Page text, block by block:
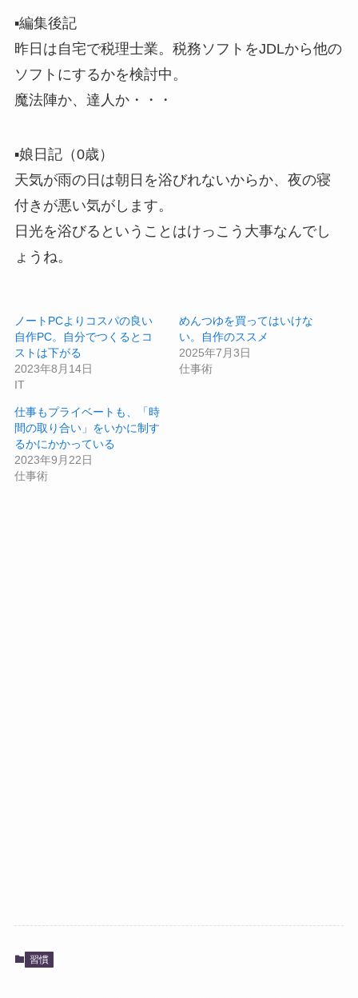
▪️編集後記
昨日は自宅で税理士業。税務ソフトをJDLから他の
ソフトにするかを検討中。
魔法陣か、達人か・・・
▪️娘日記（0歳）
天気が雨の日は朝日を浴びれないからか、夜の寝
付きが悪い気がします。
日光を浴びるということはけっこう大事なんでし
ょうね。
ノートPCよりコスパの良い
自作PC。自分でつくるとコ
ストは下がる
2023年8月14日
IT
めんつゆを買ってはいけな
い。自作のススメ
2025年7月3日
仕事術
仕事もプライベートも、「時
間の取り合い」をいかに制す
るかにかかっている
2023年9月22日
仕事術
習慣